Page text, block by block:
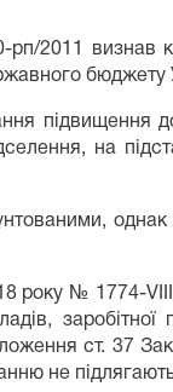
2011 визнав
бюджету
підвищення
на
року № 1774-
ст. 37
не